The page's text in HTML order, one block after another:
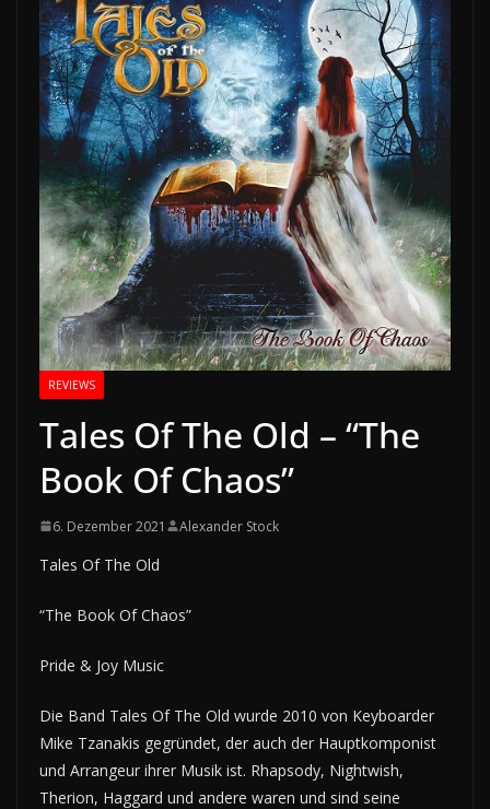
REVIEWS
Tales Of The Old – “The
Book Of Chaos”
6. Dezember 2021 Alexander Stock
Tales Of The Old
“The Book Of Chaos”
Pride & Joy Music
Die Band Tales Of The Old wurde 2010 von Keyboarder
Mike Tzanakis gegründet, der auch der Hauptkomponist
und Arrangeur ihrer Musik ist. Rhapsody, Nightwish,
Therion, Haggard und andere waren und sind seine